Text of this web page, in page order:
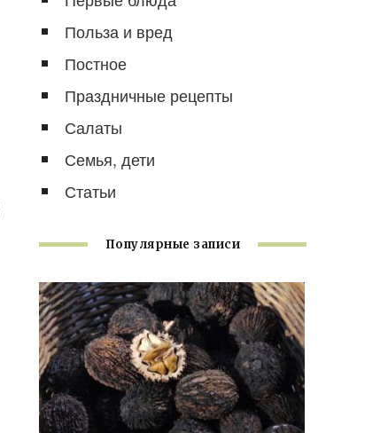
Польза и вред
Постное
Праздничные рецепты
Салаты
Семья, дети
Статьи
Популярные записи